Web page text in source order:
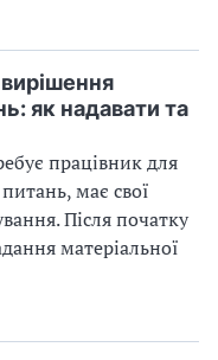
як надавати та
працівник для
має свої
Після початку
матеріальної